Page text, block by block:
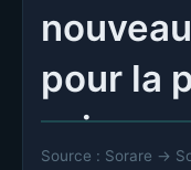
pour la
saison
Source : Sorare →